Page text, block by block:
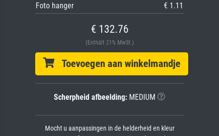
Foto hanger
€ 1.11
€ 132.76
(Enthält 21% MwSt.)
Toevoegen aan winkelmandje
Scherpheid afbeelding: MEDIUM
Mocht u aanpassingen in de helderheid en kleur